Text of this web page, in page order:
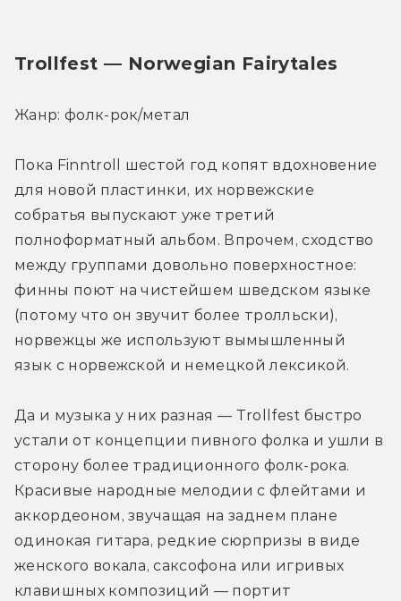
Trollfest — Norwegian Fairytales
Жанр: фолк-рок/метал
Пока Finntroll шестой год копят вдохновение
для новой пластинки, их норвежские
собратья выпускают уже третий
полноформатный альбом. Впрочем, сходство
между группами довольно поверхностное:
финны поют на чистейшем шведском языке
(потому что он звучит более тролльски),
норвежцы же используют вымышленный
язык с норвежской и немецкой лексикой.
Да и музыка у них разная — Trollfest быстро
устали от концепции пивного фолка и ушли в
сторону более традиционного фолк-рока.
Красивые народные мелодии с флейтами и
аккордеоном, звучащая на заднем плане
одинокая гитара, редкие сюрпризы в виде
женского вокала, саксофона или игривых
клавишных композиций — портит